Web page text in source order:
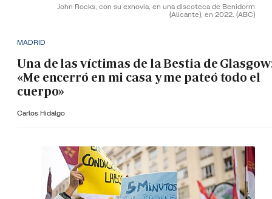
John Rocks, con su exnovia, en una discoteca de Benidorm
(Alicante), en 2022. (ABC)
MADRID
Una de las víctimas de la Bestia de
«Me encerró en mi casa y me pateó todo el
cuerpo»
Carlos Hidalgo